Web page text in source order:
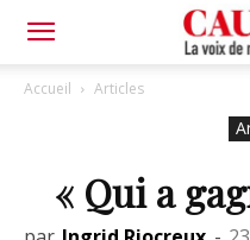
Accueil Articles
« Qui a